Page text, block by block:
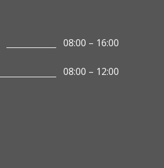
08:00 – 16:00
08:00 – 12:00